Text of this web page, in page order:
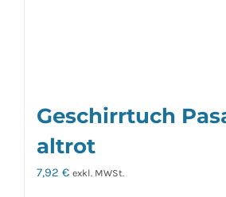
Geschirrtuch
altrot
7,92 € exkl. MWSt.